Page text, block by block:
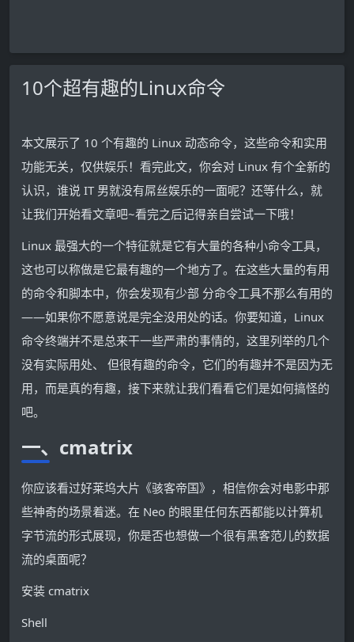
10个超有趣的Linux命令
本文展示了 10 个有趣的 Linux 动态命令，这些命令和实用
功能无关，仅供娱乐！看完此文，你会对 Linux 有个全新的
认识，谁说 IT 男就没有屌丝娱乐的一面呢？还等什么，就
让我们开始看文章吧~看完之后记得亲自尝试一下哦！
Linux 最强大的一个特征就是它有大量的各种小命令工具，
这也可以称做是它最有趣的一个地方了。在这些大量的有用
的命令和脚本中，你会发现有少部 分命令工具不那么有用的
——如果你不愿意说是完全没用处的话。你要知道，Linux
命令终端并不是总来干一些严肃的事情的，这里列举的几个
没有实际用处、 但很有趣的命令，它们的有趣并不是因为无
用，而是真的有趣，接下来就让我们看看它们是如何搞怪的
吧。
一、cmatrix
你应该看过好莱坞大片《骇客帝国》，相信你会对电影中那
些神奇的场景着迷。在 Neo 的眼里任何东西都能以计算机
字节流的形式展现，你是否也想做一个很有黑客范儿的数据
流的桌面呢？
安装 cmatrix
Shell